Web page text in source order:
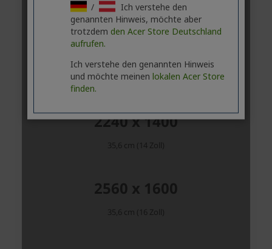
/
Ich verstehe den
genannten Hinweis, möchte aber
trotzdem den Acer Store Deutschland
aufrufen.
Ich verstehe den genannten Hinweis
und möchte meinen lokalen Acer Store
finden.